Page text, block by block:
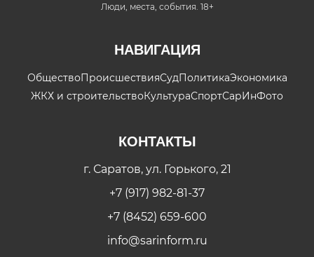
Люди, места, события. 18+
НАВИГАЦИЯ
ОбществоПроисшествияСудПолитикаЭкономика
ЖКХ и строительствоКультураСпортСарИнФото
КОНТАКТЫ
г. Саратов, ул. Горького, 21
+7 (917) 982-81-37
+7 (8452) 659-600
info@sarinform.ru